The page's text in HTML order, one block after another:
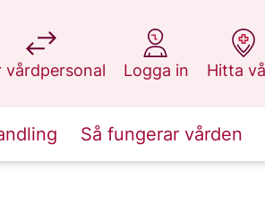
vårdpersonal
på 1177.se
Logga in
på 1177.se
Hitta
på
Så fungerar vården